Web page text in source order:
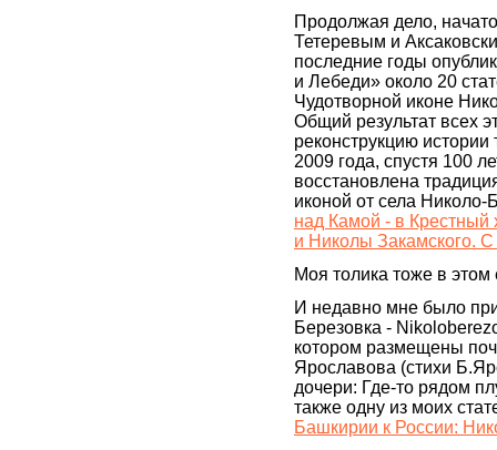
Продолжая дело,
Тетеревым и
последние годы
и Лебеди» около 20
Чудотворной иконе
Общий результат всех
реконструкцию истории
2009 года, спустя 100
восстановлена
иконой от села
над Камой - в Крестный
и Николы Закамского.
Моя толика тоже в этом
И недавно мне было
Березовка -
котором размещены
Ярославова (стихи
дочери: Где-то рядом
также одну из моих
Башкирии к России: